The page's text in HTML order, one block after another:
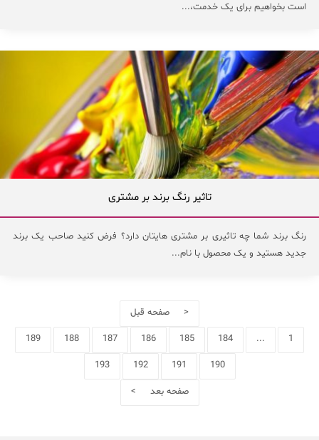
است بخواهیم برای یک خدمت،...
تاثیر رنگ برند بر مشتری
رنگ برند شما چه تاثیری بر مشتری هایتان دارد؟ فرض کنید صاحب یک برند
جدید هستید و یک محصول با نام...
< صفحه قبل
1
...
184
185
186
187
188
189
190
191
192
193
صفحه بعد >